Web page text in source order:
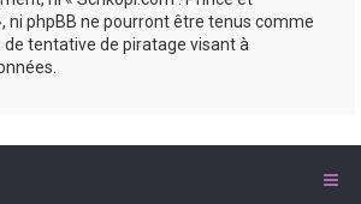
ni phpBB ne pourront être tenus comme
de tentative de piratage visant à